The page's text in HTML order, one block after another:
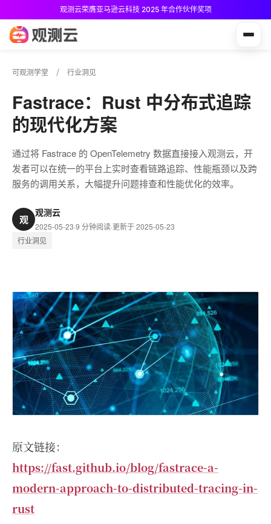
观测云荣膺亚马逊云科技 2025 年合作伙伴奖项
可观测学堂 行业洞见
Fastrace：Rust 中分布式追踪
的现代化方案
通过将 Fastrace 的 OpenTelemetry 数据直接接入观测云，开
发者可以在统一的平台上实时查看链路追踪、性能瓶颈以及跨
服务的调用关系，大幅提升问题排查和性能优化的效率。
观
观测云
2025-05-23·9 分钟阅读·更新于 2025-05-23
行业洞见
原文链接：
https://fast.github.io/blog/fastrace-a-
modern-approach-to-distributed-tracing-in-
rust